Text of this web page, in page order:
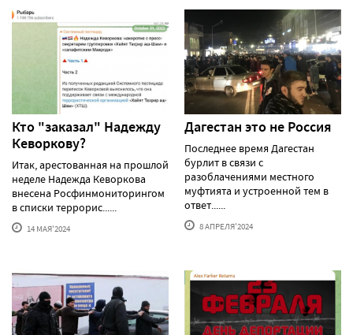
Кто "заказал" Надежду
Кеворкову?
Итак, арестованная на прошлой
неделе Надежда Кеворкова
внесена Росфинмониторингом
в списки террорис......
14 МАЯ'2024
Дагестан это не Россия
Последнее время Дагестан
бурлит в связи с
разоблачениями местного
муфтията и устроенной тем в
ответ......
8 АПРЕЛЯ'2024